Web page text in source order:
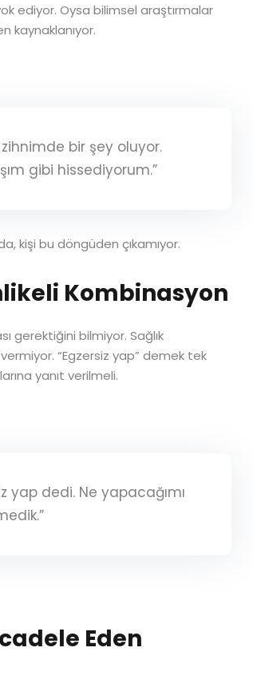
ediyor. Oysa bilimsel araştırmalar
kaynaklanıyor.
bir şey oluyor.
gibi hissediyorum.”
kişi bu döngüden çıkamıyor.
Kombinasyon
gerektiğini bilmiyor. Sağlık
“Egzersiz yap” demek tek
yanıt verilmeli.
yap dedi. Ne yapacağımı
Eden